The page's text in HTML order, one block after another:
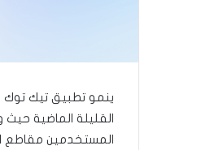
ينمو تطبيق تيك توك
القليلة الماضية
المستخدمين مقاطع